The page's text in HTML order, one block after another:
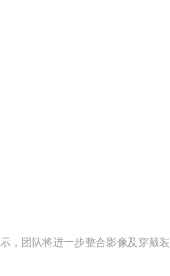
，团队将进一步整合影像及穿戴